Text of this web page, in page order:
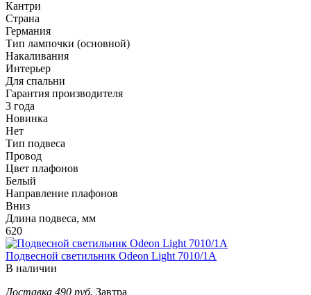
Кантри
Страна
Германия
Тип лампочки (основной)
Накаливания
Интерьер
Для спальни
Гарантия производителя
3 года
Новинка
Нет
Тип подвеса
Провод
Цвет плафонов
Белый
Направление плафонов
Вниз
Длина подвеса, мм
620
Подвесной светильник Odeon Light 7010/1A
В наличии
Доставка 490 руб. Завтра